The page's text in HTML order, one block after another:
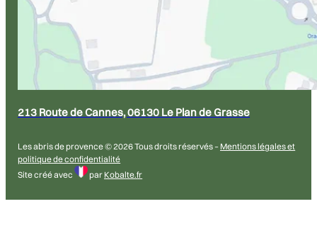
213 Route de Cannes, 06130 Le Plan de Grasse
Les abris de provence © 2026 Tous droits réservés – Mentions légales et
politique de confidentialité
Site créé avec
par Kobalte.fr